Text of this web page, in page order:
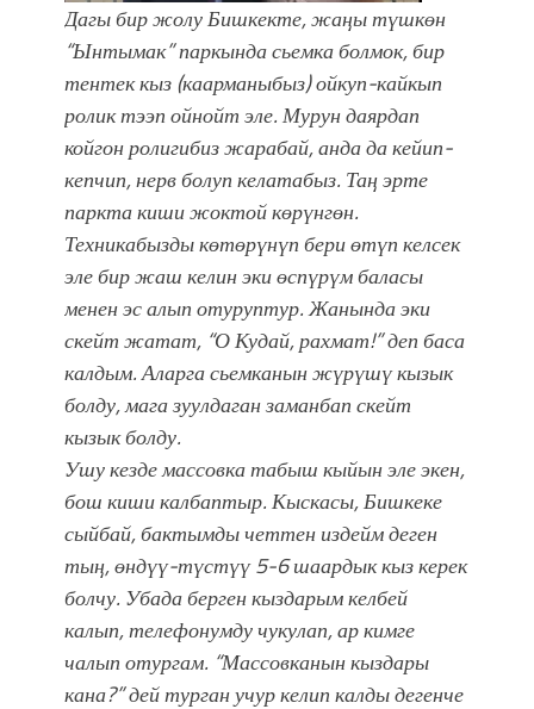
Дагы бир жолу Бишкекте, жаңы түшкөн
“Ынтымак” паркында сьемка болмок, бир
тентек кыз (каарманыбыз) ойкуп-кайкып
ролик тээп ойнойт эле. Мурун даярдап
койгон ролигибиз жарабай, анда да кейип-
кепчип, нерв болуп келатабыз. Таң эрте
паркта киши жоктой көрүнгөн.
Техникабызды көтөрүнүп бери өтүп келсек
эле бир жаш келин эки өспүрүм баласы
менен эс алып отуруптур. Жанында эки
скейт жатат, “О Кудай, рахмат!” деп баса
калдым. Аларга сьемканын жүрүшү кызык
болду, мага зуулдаган заманбап скейт
кызык болду.
Ушу кезде массовка табыш кыйын эле экен,
бош киши калбаптыр. Кыскасы, Бишкеке
сыйбай, бактымды четтен издейм деген
тың, өндүү-түстүү 5-6 шаардык кыз керек
болчу. Убада берген кыздарым келбей
калып, телефонумду чукулап, ар кимге
чалып отургам. “Массовканын кыздары
кана?” дей турган учур келип калды дегенче